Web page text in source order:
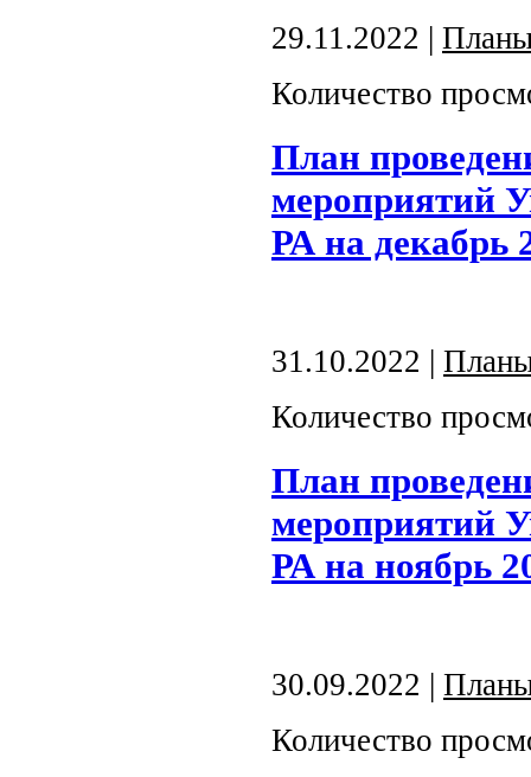
29.11.2022 |
Количество
План
мероприятий
РА на декабрь
31.10.2022 |
Количество
План
мероприятий
РА на ноябрь
30.09.2022 |
Количество